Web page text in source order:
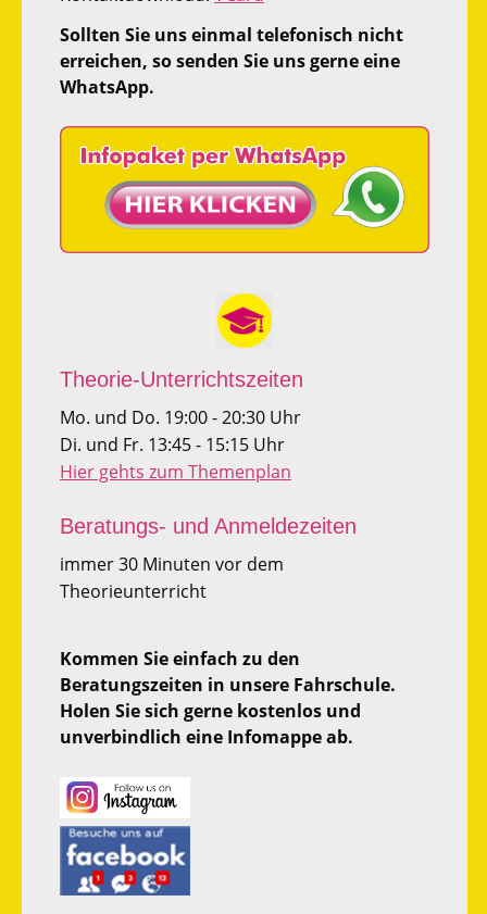
Sollten Sie uns einmal telefonisch nicht
erreichen, so senden Sie uns gerne eine
WhatsApp.
Theorie-Unterrichtszeiten
Mo. und Do. 19:00 - 20:30 Uhr
Di. und Fr. 13:45 - 15:15 Uhr
Hier gehts zum Themenplan
Beratungs- und Anmeldezeiten
immer 30 Minuten vor dem
Theorieunterricht
Kommen Sie einfach zu den
Beratungszeiten in unsere Fahrschule.
Holen Sie sich gerne kostenlos und
unverbindlich eine Infomappe ab.